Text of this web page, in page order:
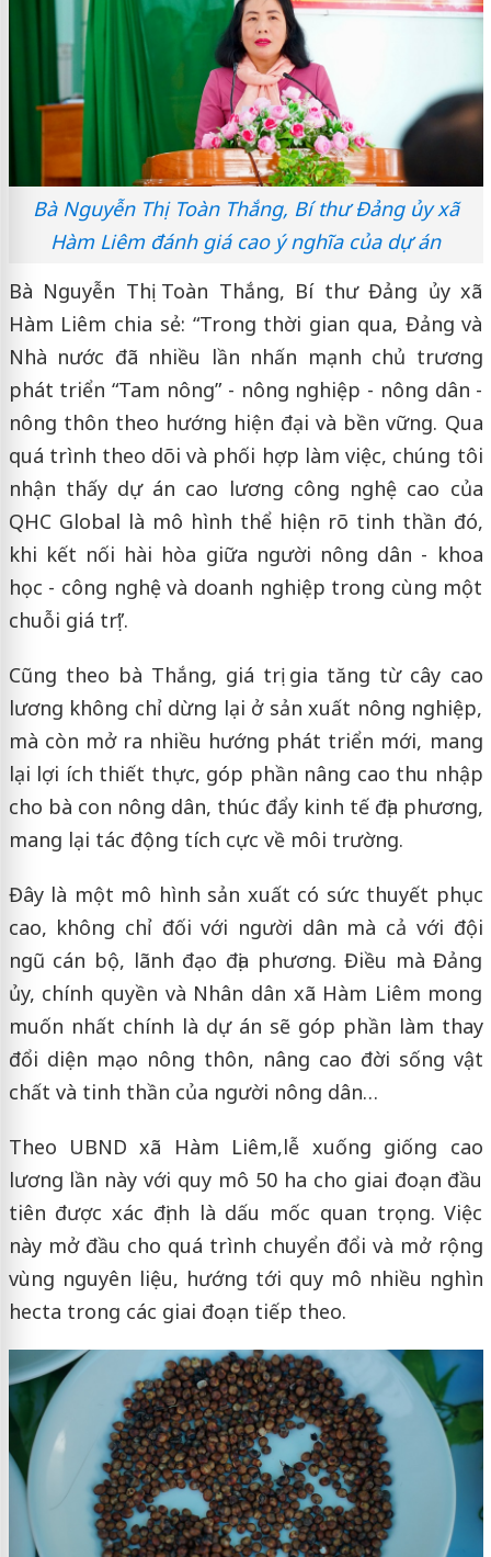
Bà Nguyễn Thị Toàn Thắng, Bí thư Đảng ủy xã
Hàm Liêm đánh giá cao ý nghĩa của dự án
Bà Nguyễn Thị Toàn Thắng, Bí thư Đảng ủy xã
Hàm Liêm chia sẻ: “Trong thời gian qua, Đảng và
Nhà nước đã nhiều lần nhấn mạnh chủ trương
phát triển “Tam nông” - nông nghiệp - nông dân -
nông thôn theo hướng hiện đại và bền vững. Qua
quá trình theo dõi và phối hợp làm việc, chúng tôi
nhận thấy dự án cao lương công nghệ cao của
QHC Global là mô hình thể hiện rõ tinh thần đó,
khi kết nối hài hòa giữa người nông dân - khoa
học - công nghệ và doanh nghiệp trong cùng một
chuỗi giá trị”.
Cũng theo bà Thắng, giá trị gia tăng từ cây cao
lương không chỉ dừng lại ở sản xuất nông nghiệp,
mà còn mở ra nhiều hướng phát triển mới, mang
lại lợi ích thiết thực, góp phần nâng cao thu nhập
cho bà con nông dân, thúc đẩy kinh tế địa phương,
mang lại tác động tích cực về môi trường.
Đây là một mô hình sản xuất có sức thuyết phục
cao, không chỉ đối với người dân mà cả với đội
ngũ cán bộ, lãnh đạo địa phương. Điều mà Đảng
ủy, chính quyền và Nhân dân xã Hàm Liêm mong
muốn nhất chính là dự án sẽ góp phần làm thay
đổi diện mạo nông thôn, nâng cao đời sống vật
chất và tinh thần của người nông dân…
Theo UBND xã Hàm Liêm,lễ xuống giống cao
lương lần này với quy mô 50 ha cho giai đoạn đầu
tiên được xác định là dấu mốc quan trọng. Việc
này mở đầu cho quá trình chuyển đổi và mở rộng
vùng nguyên liệu, hướng tới quy mô nhiều nghìn
hecta trong các giai đoạn tiếp theo.